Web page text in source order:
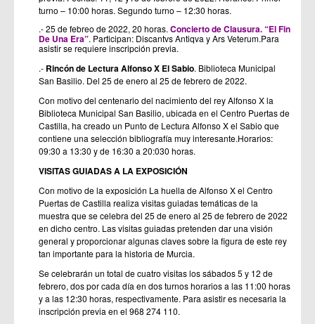
turno – 10:00 horas. Segundo turno – 12:30 horas.
.- 25 de febreo de 2022, 20 horas. Concierto de Clausura. “El Fin
De Una Era”. Participan: Discantvs Antiqva y Ars Veterum.Para
asistir se requiere inscripción previa.
.- Rincón de Lectura Alfonso X El Sabio. Biblioteca Municipal
San Basilio. Del 25 de enero al 25 de febrero de 2022.
Con motivo del centenario del nacimiento del rey Alfonso X la
Biblioteca Municipal San Basilio, ubicada en el Centro Puertas de
Castilla, ha creado un Punto de Lectura Alfonso X el Sabio que
contiene una selección bibliografía muy interesante.Horarios:
09:30 a 13:30 y de 16:30 a 20:030 horas.
VISITAS GUIADAS A LA EXPOSICIÓN
Con motivo de la exposición La huella de Alfonso X el Centro
Puertas de Castilla realiza visitas guiadas temáticas de la
muestra que se celebra del 25 de enero al 25 de febrero de 2022
en dicho centro. Las visitas guiadas pretenden dar una visión
general y proporcionar algunas claves sobre la figura de este rey
tan importante para la historia de Murcia.
Se celebrarán un total de cuatro visitas los sábados 5 y 12 de
febrero, dos por cada día en dos turnos horarios a las 11:00 horas
y a las 12:30 horas, respectivamente. Para asistir es necesaria la
inscripción previa en el 968 274 110.